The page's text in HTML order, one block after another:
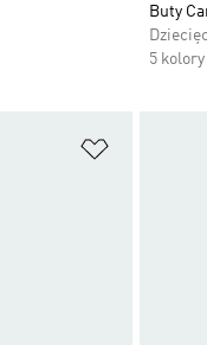
Buty
5 kolory